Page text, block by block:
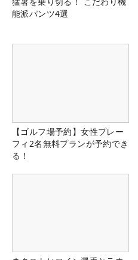
能派パンツ4選
【ゴルフ場予約】女性プレー
フィ2名無料プランが予約でき
る！